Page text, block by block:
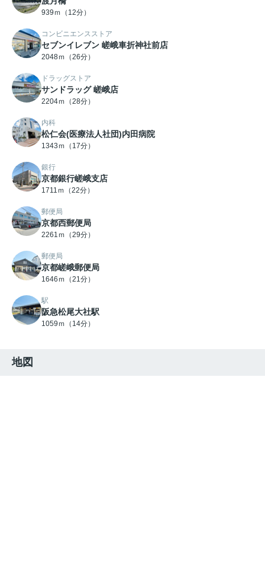
939ｍ（12分）
コンビニエンスストア
セブンイレブン 嵯峨車折神社前店
2048ｍ（26分）
ドラッグストア
サンドラッグ 嵯峨店
2204ｍ（28分）
内科
松仁会(医療法人社団)内田病院
1343ｍ（17分）
銀行
京都銀行嵯峨支店
1711ｍ（22分）
郵便局
京都西郵便局
2261ｍ（29分）
郵便局
京都嵯峨郵便局
1646ｍ（21分）
駅
阪急松尾大社駅
1059ｍ（14分）
地図